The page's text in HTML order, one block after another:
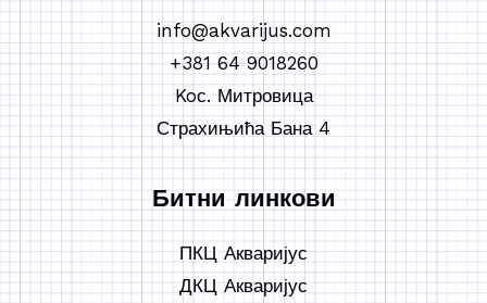
info@akvarijus.com
+381 64 9018260
Koс. Митровица
Страхињића Бана 4
Битни линкови
ПКЦ Акваријус
ДКЦ Акваријус